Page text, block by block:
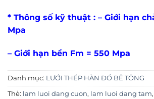
* Thông số kỹ thuật : – Giới hạn
Mpa
– Giới hạn bền Fm = 550 Mpa
Danh mục: LƯỚI THÉP HÀN ĐỔ BÊ TÔNG
Thẻ: lam luoi dang cuon, lam luoi dang tam,